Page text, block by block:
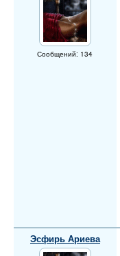
Сообщений: 134
Эсфирь Ариева